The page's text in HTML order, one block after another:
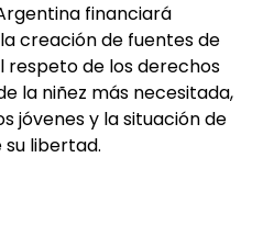
financiará
creación de fuentes de
respeto de los derechos
la niñez más necesitada,
jóvenes y la situación de
libertad.